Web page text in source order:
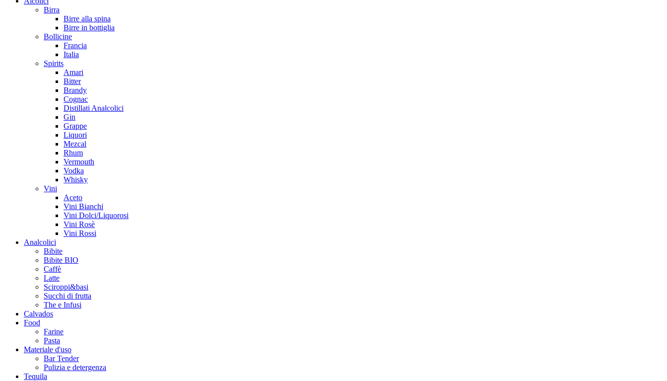
Birra
Birre alla spina
Birre in bottiglia
Bollicine
Francia
Italia
Spirits
Amari
Bitter
Brandy
Cognac
Distillati Analcolici
Gin
Grappe
Liquori
Mezcal
Rhum
Vermouth
Vodka
Whisky
Vini
Aceto
Vini Bianchi
Vini Dolci/Liquorosi
Vini Rosè
Vini Rossi
Analcolici
Bibite
Bibite BIO
Caffè
Latte
Sciroppi&basi
Succhi di frutta
The e Infusi
Calvados
Food
Farine
Pasta
Materiale d'uso
Bar Tender
Pulizia e detergenza
Tequila